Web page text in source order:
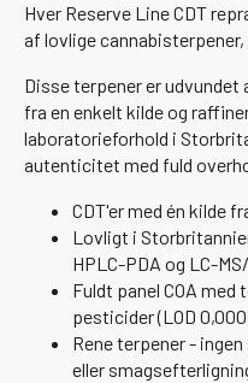
Hver Reserve Line CDT
af lovlige
Disse terpener er
fra en enkelt kilde og
laboratorieforhold i
autenticitet med fuld
CDT'er med én kilde
Lovligt i
HPLC-PDA og LC-
Fuldt panel COA
pesticider (LOD
Rene terpener -
eller